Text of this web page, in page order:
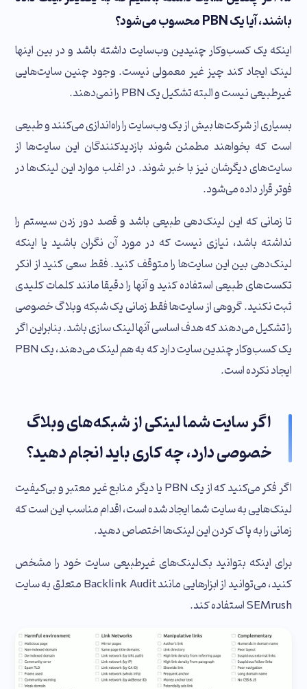
باشند، آیا یک PBN محسوب می‌شود؟
اینکه یک کسب‌وکار چنیدین وب‌سایت داشته باشد و در بین اینها
لینک ایجاد کند چیز غیر معمولی نیست. وجود چنین سایت‌هایی
غیرطبیعی نیست و البته تشکیل یک PBN را نمی‌دهند.
بسیاری از شرکت‌ها بیش از یک وب‌سایت را راه‌اندازی می‌کنند و طبیعی
است که بخواهند مطمئن شوند بازدیدکنندگان این سایت‌ها از
سایت‌های دیگرشان نیز با خبر شوند. در اغلب موارد این لینک‌ها در
فوتر قرار داده می‌شود.
تا زمانی که این لینک‌دهی طبیعی باشد و قصد دور زدن سیستم را
نداشته باشد، نیازی نیست که در مورد آن نگران باشید یا اینکه
لینک‌دهی بین این سایت‌ها را متوقف کنید. فقط سعی کنید از انکر
تکست‌های طبیعی استفاده کنید و آنها را دقیقا مانند کلمات کلیدی
ثبت نکنید. گروهی از سایت‌ها فقط زمانی یک شبکه وبلاگ خصوصی
را تشکیل می‌دهند که هدف اساسی آنها لینک‌ سازی باشد. بنابراین اگر
یک کسب‌وکار چندین سایت دارد که به هم لینک می‌دهند، یک PBN
ایجاد نکرده‌ است.
اگر سایت شما لینکی از شبکه‌های وبلاگ
خصوصی دارد، چه کاری باید انجام دهید؟
اگر فکر می‌کنید که از یک PBN یا دیگر منابع غیر معتبر و بی‌کیفیت
لینک‌هایی به سایت شما ایجاد شده است، اقدام مناسب این است که
زمانی را به پاک کردن این لینک‌ها اختصاص دهید.
برای اینکه بتوانید بک‌لینک‌های غیرطبیعی سایت خود را مشخص
کنید، می‌توانید از ابزارهایی مانند Backlink Audit متعلق به سایت
SEMrush استفاده کند.